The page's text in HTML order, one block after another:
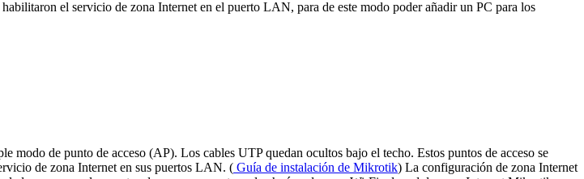
el servicio de zona Internet en el puerto LAN, para de este modo poder añadir un PC para los
de punto de acceso (AP). Los cables UTP quedan ocultos bajo el techo. Estos puntos de acceso se
de zona Internet en sus puertos LAN. ( Guía de instalación de Mikrotik) La configuración de zona Internet